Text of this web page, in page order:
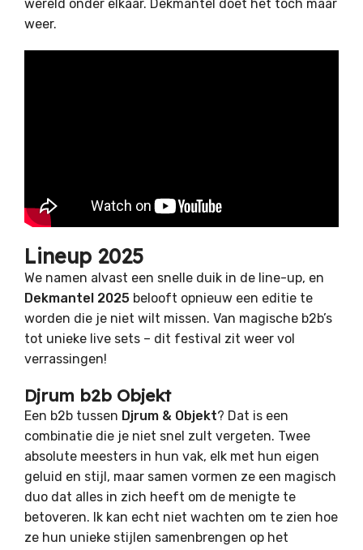
wereld onder elkaar. Dekmantel doet het toch maar
weer.
Lineup 2025
We namen alvast een snelle duik in de line-up, en
Dekmantel 2025 belooft opnieuw een editie te
worden die je niet wilt missen. Van magische b2b’s
tot unieke live sets – dit festival zit weer vol
verrassingen!
Djrum b2b Objekt
Een b2b tussen Djrum & Objekt? Dat is een
combinatie die je niet snel zult vergeten. Twee
absolute meesters in hun vak, elk met hun eigen
geluid en stijl, maar samen vormen ze een magisch
duo dat alles in zich heeft om de menigte te
betoveren. Ik kan echt niet wachten om te zien hoe
ze hun unieke stijlen samenbrengen op het